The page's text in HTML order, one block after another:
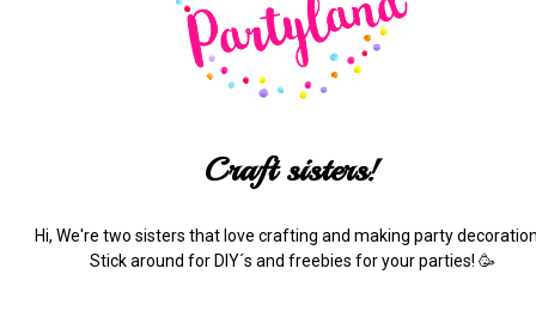
Craft sisters!
Hi, We're two sisters that love crafting and making party
Stick around for DIY´s and freebies for your parties! 🥳